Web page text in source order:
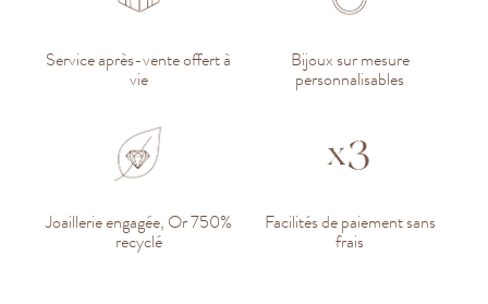
Service après-vente offert à
vie
Bijoux sur mesure
personnalisables
Joaillerie engagée, Or 750%
recyclé
Facilités de paiement sans
frais